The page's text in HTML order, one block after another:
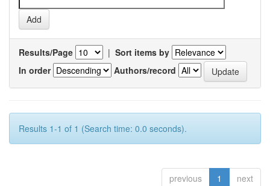
Results/Page | Sort items by
In order
Authors/record
Results 1-1 of 1 (Search time: 0.0 seconds).
previous 1 next